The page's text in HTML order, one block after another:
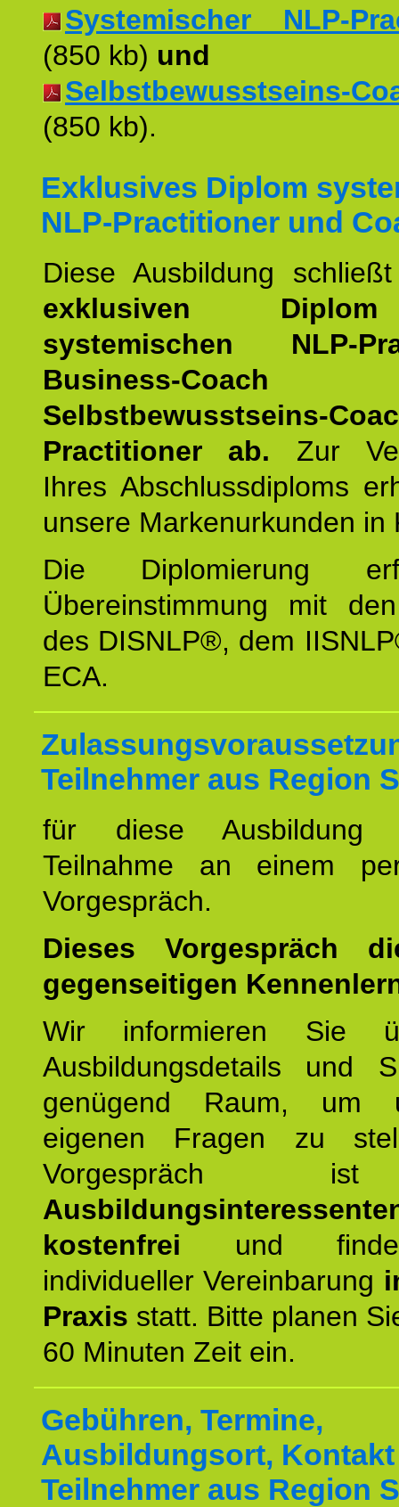
Systemischer NLP-
(850 kb) und
Selbstbewusstseins-
(850 kb).
Exklusives Diplom
NLP-Practitioner und
Diese Ausbildung
exklusiven
systemischen NLP-
Business-Coach
Selbstbewusstseins-
Practitioner ab. Zur
Ihres Abschlussdiploms
unsere Markenurkunden in
Die Diplomierung
Übereinstimmung mit
des DISNLP®, dem
ECA.
Teilnehmer aus Region
für diese
Teilnahme an einem
Vorgespräch.
Dieses Vorgespräch
gegenseitigen
Wir informieren Sie
Ausbildungsdetails und
genügend Raum, um
eigenen Fragen zu
kostenfrei und
individueller Vereinbarung
Praxis statt. Bitte planen
60 Minuten Zeit ein.
Gebühren, Termine,
Ausbildungsort,
Teilnehmer aus Region